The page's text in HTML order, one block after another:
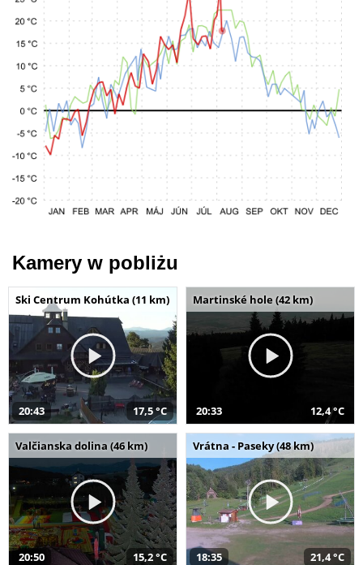
Kamery w pobliżu
Ski Centrum Kohútka (11 km)
20:43 17,5 °C
Martinské hole (42 km)
20:33 12,4 °C
Valčianska dolina (46 km)
20:50 15,2 °C
Vrátna - Paseky (48 km)
18:35 21,4 °C